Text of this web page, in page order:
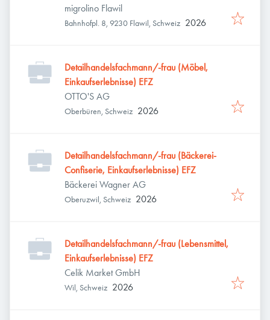
migrolino Flawil
Bahnhofpl. 8, 9230 Flawil, Schweiz 2026
Detailhandelsfachmann/-frau (Möbel,
Einkaufserlebnisse) EFZ
OTTO'S AG
Oberbüren, Schweiz 2026
Detailhandelsfachmann/-frau (Bäckerei-
Confiserie, Einkaufserlebnisse) EFZ
Bäckerei Wagner AG
Oberuzwil, Schweiz 2026
Detailhandelsfachmann/-frau (Lebensmittel,
Einkaufserlebnisse) EFZ
Celik Market GmbH
Wil, Schweiz 2026